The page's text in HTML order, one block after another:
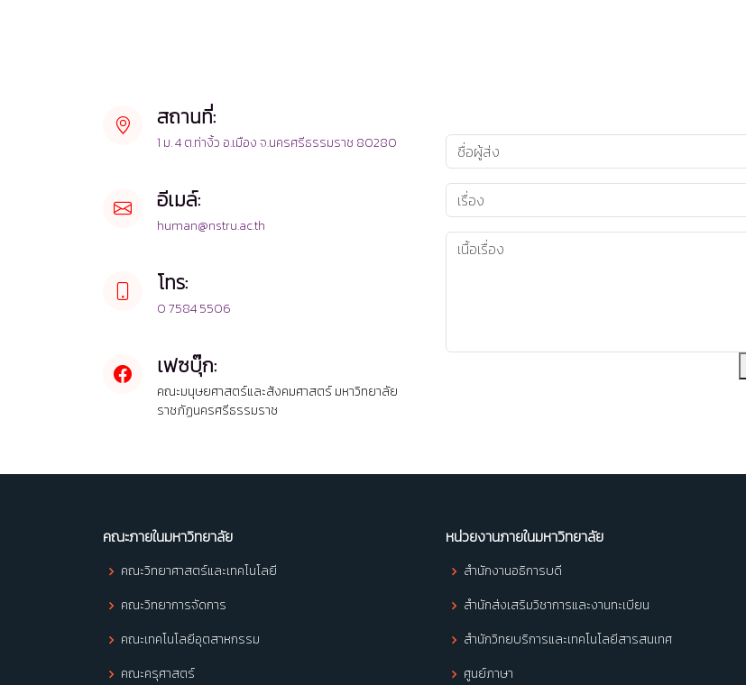
สถานที่:
1 ม. 4 ต.ท่างิ้ว อ.เมือง จ.นครศรีธรรมราช 80280
อีเมล์:
human@nstru.ac.th
โทร:
0 7584 5506
เฟซบุ๊ก:
คณะมนุษยศาสตร์และสังคมศาสตร์ มหาวิทยาลัย
ราชภัฏนครศรีธรรมราช
คณะภายในมหาวิทยาลัย
คณะวิทยาศาสตร์และเทคโนโลยี
คณะวิทยาการจัดการ
คณะเทคโนโลยีอุตสาหกรรม
คณะครุศาสตร์
หน่วยงานภายในมหาวิทยาลัย
สำนักงานอธิการบดี
สำนักส่งเสริมวิชาการและงานทะเบียน
สำนักวิทยบริการและเทคโนโลยีสารสนเทศ
ศูนย์ภาษา